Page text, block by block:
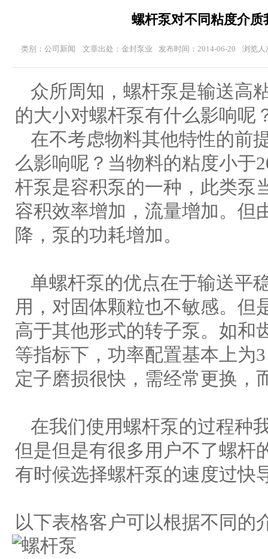
螺杆泵对不同粘度介
类别：公司新闻 文章出处：金封泵业 发布时间：2014-06-20 浏览人
众所周知，螺杆泵是输送高
的大小对螺杆泵有什么影响呢
在不考虑物料其他特性的前
么影响呢？当物料的粘度小于
杆泵是容积泵的一种，此类泵
容积效率增加，流量增加。但
降，泵的功耗增加。
单螺杆泵的优点在于输送平
用，对固体颗粒也不敏感。但
高于其他形式的转子泵。如和
等指标下，功率配置基本上为
定子磨损很快，需经常更换，
在我们使用螺杆泵的过程种
但是但是有很多用户不了螺杆
有时候选择螺杆泵的速度过快
以下表格客户可以根据不同的